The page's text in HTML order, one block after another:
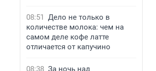
08:51 Дело не только в
количестве молока: чем на
самом деле кофе латте
отличается от капучино
08:38 За ночь над